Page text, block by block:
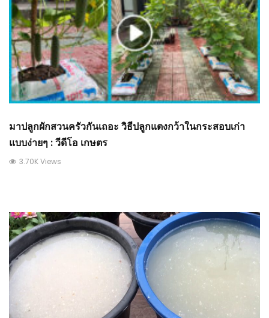
มาปลูกผักสวนครัวกันเถอะ วิธีปลูกแตงกว้าในกระสอบเก่า
แบบง่ายๆ : วีดีโอ เกษตร
3.70K Views